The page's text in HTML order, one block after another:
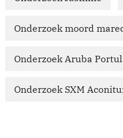
Onderzoek moord
Onderzoek Aruba
Onderzoek SXM